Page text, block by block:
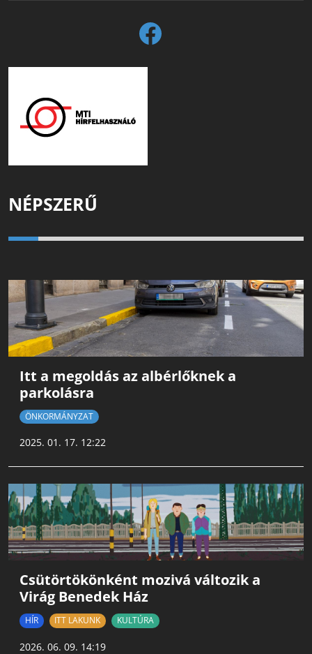
NÉPSZERŰ
Itt a megoldás az albérlőknek a
parkolásra
ÖNKORMÁNYZAT
2025. 01. 17. 12:22
Csütörtökönként mozivá változik a
Virág Benedek Ház
HÍR ITT LAKUNK KULTÚRA
2026. 06. 09. 14:19